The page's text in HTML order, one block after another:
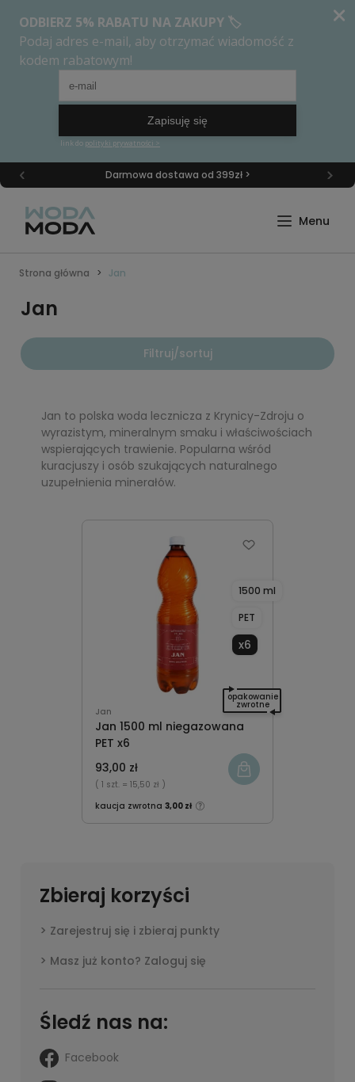
Darmowa dostawa od 399zł >
Strona główna Jan
Jan
Filtruj/sortuj
Jan to polska woda lecznicza z Krynicy-Zdroju o
wyrazistym, mineralnym smaku i właściwościach
wspierających trawienie. Popularna wśród
kuracjuszy i osób szukających naturalnego
uzupełnienia minerałów.
Jan
Jan 1500 ml niegazowana
PET x6
1500 ml
PET
x6
93,00 zł
( 1 szt. = 15,50 zł )
kaucja zwrotna 3,00 zł
opakowanie
zwrotne
Zbieraj korzyści
Zarejestruj się i zbieraj punkty
Masz już konto? Zaloguj się
Śledź nas na:
Facebook